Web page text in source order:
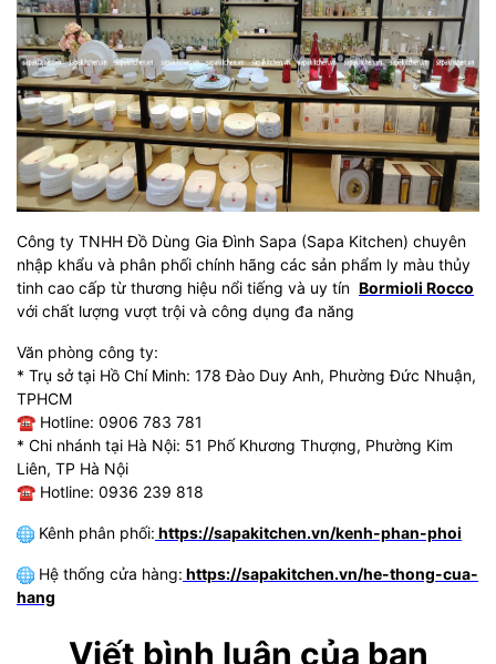
Công ty TNHH Đồ Dùng Gia Đình Sapa (Sapa Kitchen) chuyên
nhập khẩu và phân phối chính hãng các sản phẩm ly màu thủy
tinh cao cấp từ thương hiệu nổi tiếng và uy tín Bormioli Rocco
với chất lượng vượt trội và công dụng đa năng
Văn phòng công ty:
* Trụ sở tại Hồ Chí Minh: 178 Đào Duy Anh, Phường Đức Nhuận,
TPHCM
☎ Hotline: 0906 783 781
* Chi nhánh tại Hà Nội: 51 Phố Khương Thượng, Phường Kim
Liên, TP Hà Nội
☎ Hotline: 0936 239 818
Kênh phân phối: https://sapakitchen.vn/kenh-phan-phoi
Hệ thống cửa hàng: https://sapakitchen.vn/he-thong-cua-
hang
Viết bình luận của bạn